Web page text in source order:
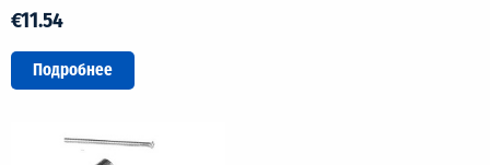
€11.54
Подробнее